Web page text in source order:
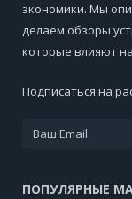
экономики. Мы
делаем обзоры
которые влияют
Подписаться на
ПОПУЛЯРНЫЕ